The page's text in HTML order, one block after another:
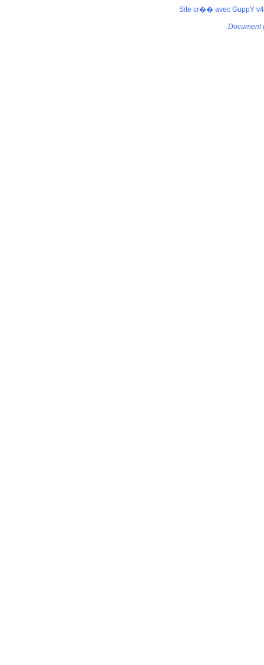
Site cr�� avec GuppY